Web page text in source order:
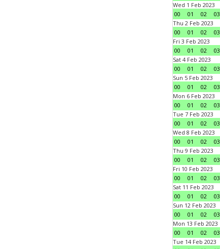
Wed 1 Feb 2023
00
01 02 03
Thu 2 Feb 2023
00
01 02 03
Fri 3 Feb 2023
00
01 02 03
Sat 4 Feb 2023
00
01 02 03
Sun 5 Feb 2023
00
01 02 03
Mon 6 Feb 2023
00
01 02 03
Tue 7 Feb 2023
00
01 02 03
Wed 8 Feb 2023
00
01 02 03
Thu 9 Feb 2023
00
01 02 03
Fri 10 Feb 2023
00
01 02 03
Sat 11 Feb 2023
00
01 02 03
Sun 12 Feb 2023
00
01 02 03
Mon 13 Feb 2023
00
01 02 03
Tue 14 Feb 2023